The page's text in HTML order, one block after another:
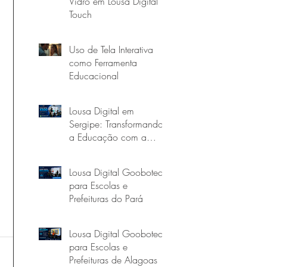
Touch
Uso de Tela Interativa
como Ferramenta
Educacional
Lousa Digital em
Sergipe: Transformando
a Educação com a
Lousa Digital Goobotech
para Escolas e
Prefeituras do Pará
Lousa Digital Goobotech
para Escolas e
Prefeituras de Alagoas